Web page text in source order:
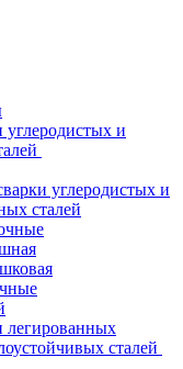
и
углеродистых и
сталей
легированных
сталей